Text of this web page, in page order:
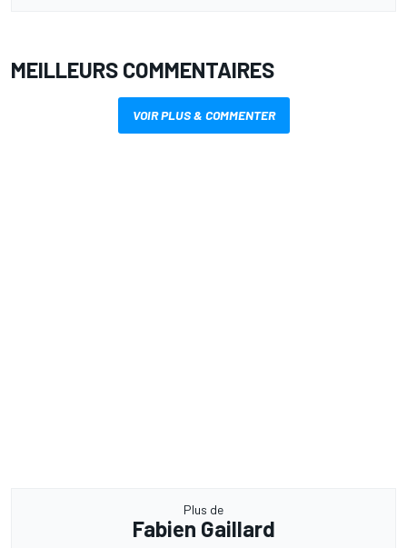
MEILLEURS COMMENTAIRES
VOIR PLUS & COMMENTER
Plus de
Fabien Gaillard